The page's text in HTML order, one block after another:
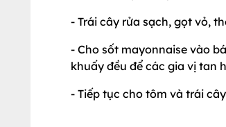
- Trái cây rửa sạch, gọt vỏ,
- Cho sốt mayonnaise vào
khuấy đều để các gia vị tan
- Tiếp tục cho tôm và trái